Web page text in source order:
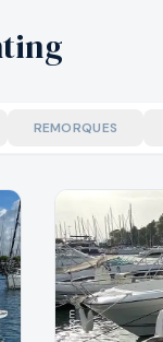
REMORQUES